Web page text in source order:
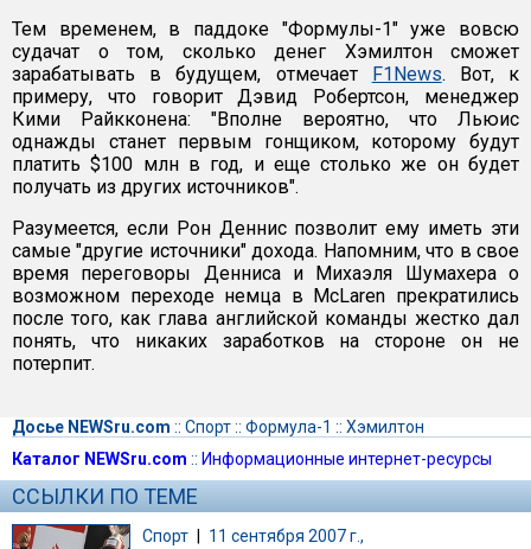
Тем временем, в паддоке "Формулы-1" уже вовсю
судачат о том, сколько денег Хэмилтон сможет
зарабатывать в будущем, отмечает F1News. Вот, к
примеру, что говорит Дэвид Робертсон, менеджер
Кими Райкконена: "Вполне вероятно, что Льюис
однажды станет первым гонщиком, которому будут
платить $100 млн в год, и еще столько же он будет
получать из других источников".
Разумеется, если Рон Деннис позволит ему иметь эти
самые "другие источники" дохода. Напомним, что в свое
время переговоры Денниса и Михаэля Шумахера о
возможном переходе немца в McLaren прекратились
после того, как глава английской команды жестко дал
понять, что никаких заработков на стороне он не
потерпит.
Досье NEWSru.com :: Спорт:: Формула-1 :: Хэмилтон
Каталог NEWSru.com :: Информационные интернет-ресурсы
ССЫЛКИ ПО ТЕМЕ
Спорт | 11 сентября 2007 г.,